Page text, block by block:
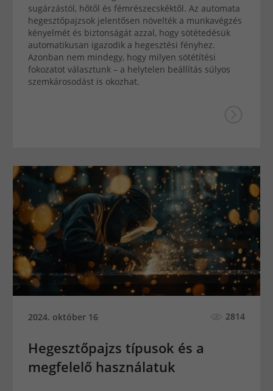
sugárzástól, hőtől és fémrészecskéktől. Az automata
hegesztőpajzsok jelentősen növelték a munkavégzés
kényelmét és biztonságát azzal, hogy sötétedésük
automatikusan igazodik a hegesztési fényhez.
Azonban nem mindegy, hogy milyen sötétítési
fokozatot választunk – a helytelen beállítás súlyos
szemkárosodást is okozhat.
2024. október 16 2814
Hegesztőpajzs típusok és a
megfelelő használatuk